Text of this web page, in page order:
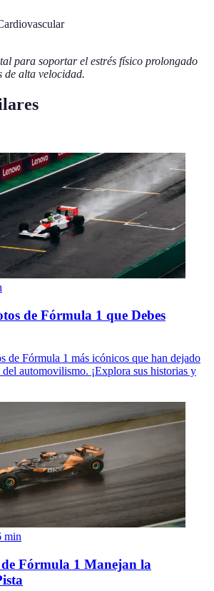
para soportar el estrés físico prolongado
de alta velocidad.
de Fórmula 1 que Debes
de Fórmula 1 más icónicos que han dejado
automovilismo. ¡Explora sus historias y
min
Fórmula 1 Manejan la